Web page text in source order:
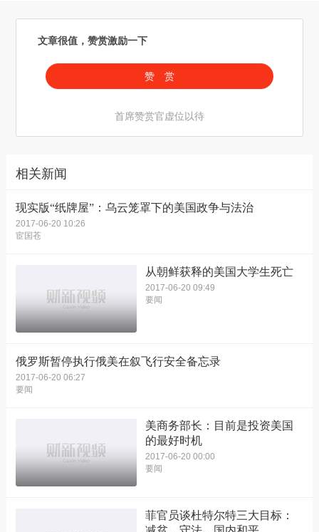
文章很值，赞赏激励一下
赞 赏
首席赞赏官虚位以待
相关新闻
现实版“纸牌屋”：乌云笼罩下的美国政争与法治
2017-06-20 10:26
宦国苍
从朝鲜获释的美国大学生死亡
2017-06-20 09:49
要闻
俄罗斯暂停执行俄美在叙飞行安全备忘录
2017-06-20 06:27
要闻
美商务部长：目前是投资美国
的最好时机
2017-06-20 00:00
要闻
菲官员谈杜特尔特三大目标：